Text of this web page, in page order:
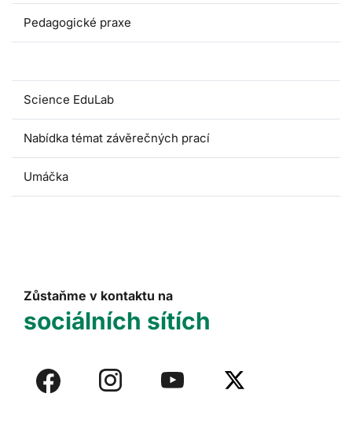
Pedagogické praxe
Science EduLab
Nabídka témat závěrečných prací
Umáčka
Zůstaňme v kontaktu na
sociálních sítích